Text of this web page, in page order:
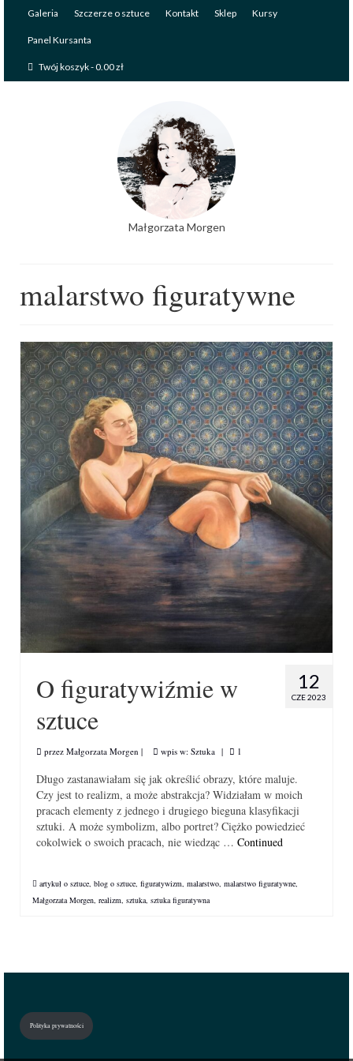
Galeria Szczerze o sztuce Kontakt Sklep Kursy
Panel Kursanta
Twój koszyk-0.00zł
Małgorzata Morgen
malarstwo figuratywne
12
CZE 2023
O figuratywiźmie w
sztuce
przez Małgorzata Morgen | wpis w: Sztuka | 1
Długo zastanawiałam się jak określić obrazy, które maluje.
Czy jest to realizm, a może abstrakcja? Widziałam w moich
pracach elementy z jednego i drugiego bieguna klasyfikacji
sztuki. A może symbolizm, albo portret? Ciężko powiedzieć
cokolwiek o swoich pracach, nie wiedząc … Continued
artykuł o sztuce, blog o sztuce, figuratywizm, malarstwo, malarstwo figuratywne,
Małgorzata Morgen, realizm, sztuka, sztuka figuratywna
Polityka prywatności